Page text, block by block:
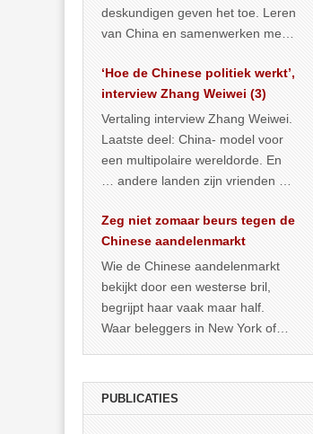
deskundigen geven het toe. Leren
van China en samenwerken met
… >> lees meer
‘Hoe de Chinese politiek werkt’,
interview Zhang Weiwei (3)
Vertaling interview Zhang Weiwei.
Laatste deel: China- model voor
een multipolaire wereldorde. En
… andere landen zijn vrienden of
Zeg niet zomaar beurs tegen de
Chinese aandelenmarkt
Wie de Chinese aandelenmarkt
bekijkt door een westerse bril,
begrijpt haar vaak maar half.
Waar beleggers in New York of
PUBLICATIES